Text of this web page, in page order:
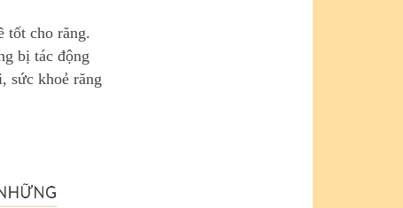
tốt cho răng.
bị tác động
sức khoẻ răng